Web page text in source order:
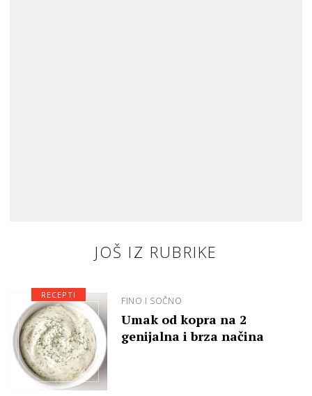
JOŠ IZ RUBRIKE
FINO I SOČNO
Umak od kopra na 2
genijalna i brza načina
RECEPTI